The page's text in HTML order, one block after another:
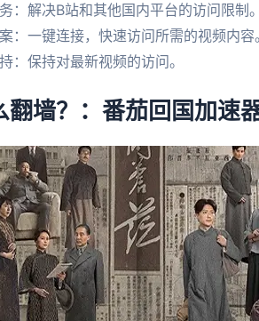
：解决B站和其他国内平台的访问限制。
：一键连接，快速访问所需的视频内容。
：保持对最新视频的访问。
翻墙？：番茄回国加速